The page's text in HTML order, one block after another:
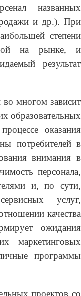
названных
и др.). При
степени
на рынке, и
результат
многом зависит
образовательных
оказания
потребителей в
внимания в
персонала,
и, по сути,
услуг,
качества
ожидания
маркетинговых
программы
проектов со